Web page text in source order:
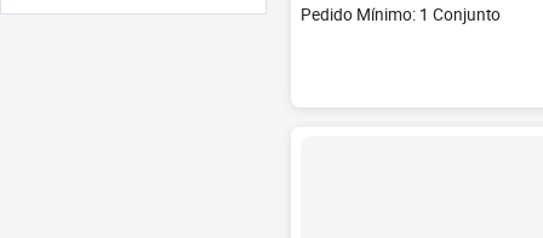
Pedido Mínimo: 1 Conjunto